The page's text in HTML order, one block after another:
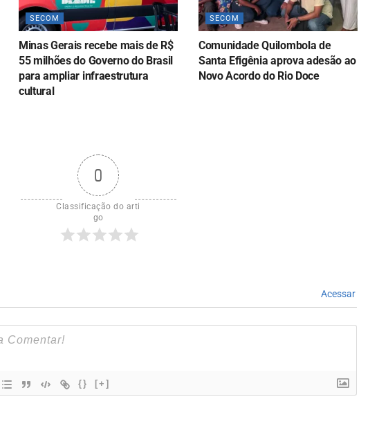
SECOM
Minas Gerais recebe mais de R$
55 milhões do Governo do Brasil
para ampliar infraestrutura
cultural
SECOM
Comunidade Quilombola de
Santa Efigênia aprova adesão ao
Novo Acordo do Rio Doce
0
Classificação do arti
go
Acessar
{} [+]